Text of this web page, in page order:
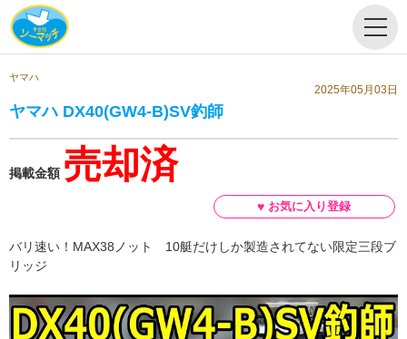
ヤマハ
2025年05月03日
ヤマハ DX40(GW4-B)SV釣師
掲載金額 売却済
バリ速い！MAX38ノット 10艇だけしか製造されてない限定三段ブ
リッジ